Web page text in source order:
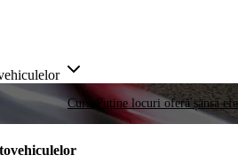
Curse Puține locuri oferă șansa